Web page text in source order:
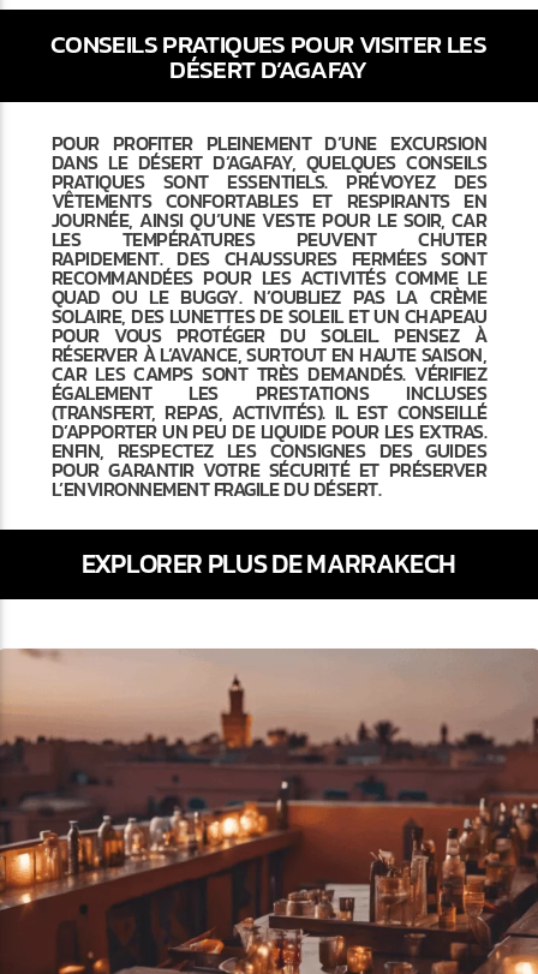
CONSEILS PRATIQUES POUR VISITER LES
DÉSERT D’AGAFAY
POUR PROFITER PLEINEMENT D’UNE EXCURSION
DANS LE DÉSERT D’AGAFAY, QUELQUES CONSEILS
PRATIQUES SONT ESSENTIELS. PRÉVOYEZ DES
VÊTEMENTS CONFORTABLES ET RESPIRANTS EN
JOURNÉE, AINSI QU’UNE VESTE POUR LE SOIR, CAR
LES TEMPÉRATURES PEUVENT CHUTER
RAPIDEMENT. DES CHAUSSURES FERMÉES SONT
RECOMMANDÉES POUR LES ACTIVITÉS COMME LE
QUAD OU LE BUGGY. N’OUBLIEZ PAS LA CRÈME
SOLAIRE, DES LUNETTES DE SOLEIL ET UN CHAPEAU
POUR VOUS PROTÉGER DU SOLEIL. PENSEZ À
RÉSERVER À L’AVANCE, SURTOUT EN HAUTE SAISON,
CAR LES CAMPS SONT TRÈS DEMANDÉS. VÉRIFIEZ
ÉGALEMENT LES PRESTATIONS INCLUSES
(TRANSFERT, REPAS, ACTIVITÉS). IL EST CONSEILLÉ
D’APPORTER UN PEU DE LIQUIDE POUR LES EXTRAS.
ENFIN, RESPECTEZ LES CONSIGNES DES GUIDES
POUR GARANTIR VOTRE SÉCURITÉ ET PRÉSERVER
L’ENVIRONNEMENT FRAGILE DU DÉSERT.
EXPLORER PLUS DE MARRAKECH